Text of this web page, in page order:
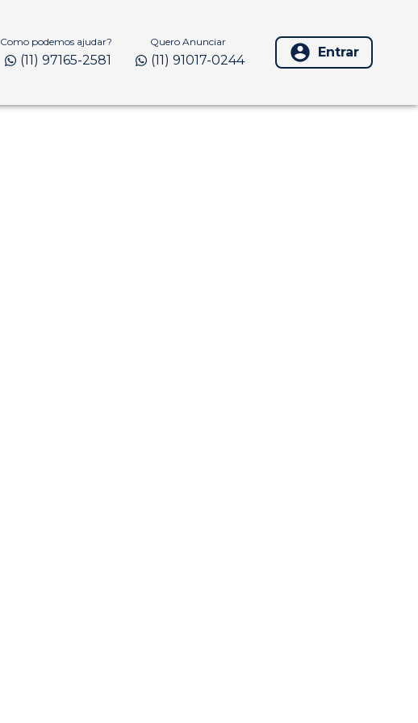
Como podemos ajudar?
(11) 97165-2581
Quero Anunciar
(11) 91017-0244 Entrar